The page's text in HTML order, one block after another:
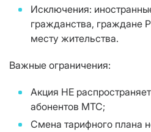
Исключения:
гражданства, граждане
месту жительства.
Важные ограничения:
Акция НЕ
абонентов МТС;
Смена тарифного плана